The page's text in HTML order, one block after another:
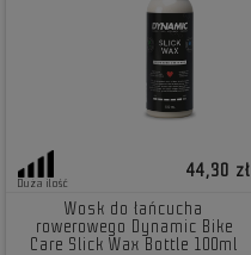
Duża ilość
44,30 zł
Wosk do łańcucha
rowerowego Dynamic Bike
Care Slick Wax Bottle 100ml